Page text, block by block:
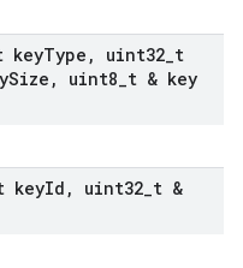
keyType , uint32 t
Size , uint8 t & key
keyId , uint32 t &